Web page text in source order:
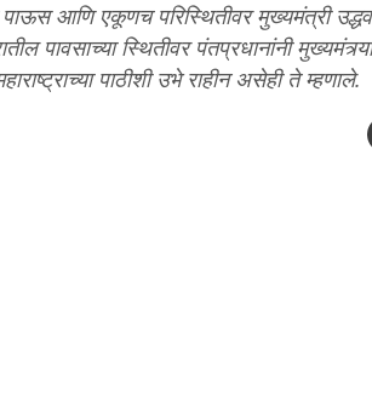
आणि एकूणच परिस्थितीवर मुख्यमंत्री
पावसाच्या स्थितीवर पंतप्रधानांनी
पाठीशी उभे राहीन असेही ते म्हणाले.